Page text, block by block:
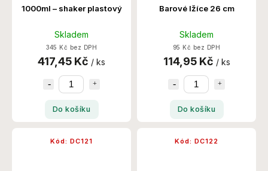
1000ml – shaker plastový
Skladem
345 Kč bez DPH
417,45 Kč / ks
Do košíku
Barové lžíce 26 cm
Skladem
95 Kč bez DPH
114,95 Kč / ks
Do košíku
Kód: DC121 Kód: DC122